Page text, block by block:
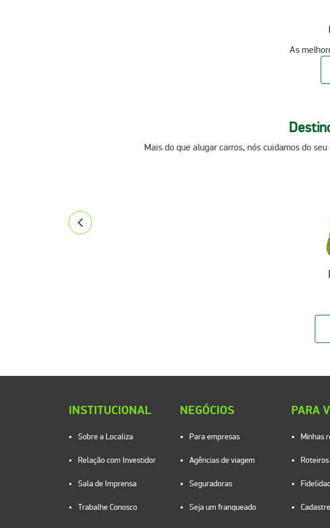
As
Mais do que alugar carros, nós cuidamos do
INSTITUCIONAL
Sobre a Localiza
Relação com Investidor
Sala de Imprensa
Trabalhe Conosco
NEGÓCIOS
Para empresas
Agências de viagem
Seguradoras
Seja um franqueado
PARA
Minhas